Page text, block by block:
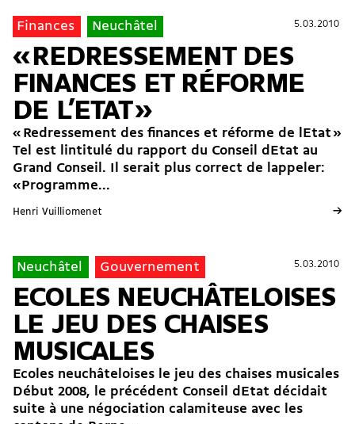
5.03.2010
Finances Neuchâtel 5.03.2010
« REDRESSEMENT DES
FINANCES ET RÉFORME
DE L’ETAT »
« Redressement des finances et réforme de lEtat »
Tel est lintitulé du rapport du Conseil dEtat au
Grand Conseil. Il serait plus correct de lappeler:
«Programme...
Henri Vuilliomenet →
5.03.2010
Neuchâtel Gouvernement 5.03.2010
ECOLES NEUCHÂTELOISES
LE JEU DES CHAISES
MUSICALES
Ecoles neuchâteloises le jeu des chaises musicales
Début 2008, le précédent Conseil dEtat décidait 
suite à une négociation calamiteuse avec les